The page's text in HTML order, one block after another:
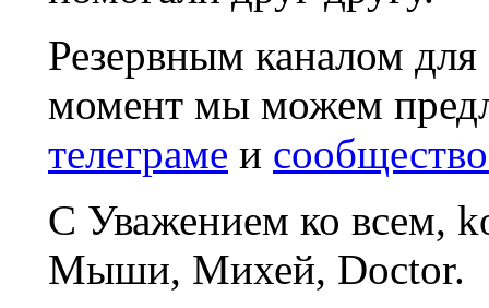
Резервным каналом
момент мы можем
телеграме и
С Уважением ко всем,
Мыши, Михей, Doctor.